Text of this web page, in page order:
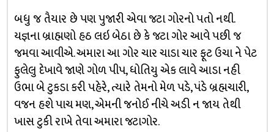
બધુ જ તૈયાર છે પણ પુજારી એવા જટા ગોરનો પતો નથી.
યજ્ઞના બ્રાહ્મણો હઠ લઇ બેઠા છે કે જટા ગોર આવે પછી જ
જમવા આવીએ. અમારા આ ગોર ચાર ચાડા ચાર ફૂટ ઉચા ને પેટ
ફુલેલુ દેખાવે જાણે ગોળ પીપ, ધોતિયુ એક લાવે આડા નહી
ઉભા બે ટુકડા કરી પહેરે, ત્યારે તેમનો મેળ પડે, પંડે બ્રહ્મચારી,
વજન હશે પાચ મણ, એમની જનોઈ નીચે અડી ન જાય તેથી
ખાસ ટુકી રાખે તેવા અમારા જટાગોર.